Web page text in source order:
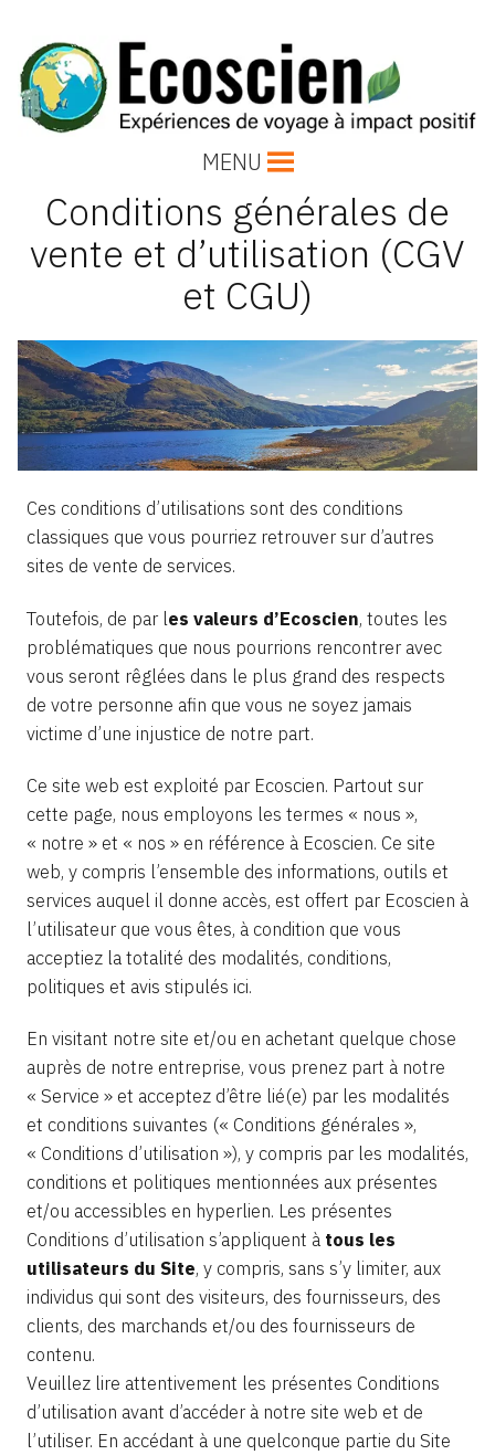
contenu
Voyages Ecoscien
Expériences de voyage responsables, éthiques et culturels
MENU
Conditions générales de
vente et d’utilisation (CGV
et CGU)
Ces conditions d’utilisations sont des conditions
classiques que vous pourriez retrouver sur d’autres
sites de vente de services.
Toutefois, de par les valeurs d’Ecoscien, toutes les
problématiques que nous pourrions rencontrer avec
vous seront rêglées dans le plus grand des respects
de votre personne afin que vous ne soyez jamais
victime d’une injustice de notre part.
Ce site web est exploité par Ecoscien. Partout sur
cette page, nous employons les termes « nous »,
« notre » et « nos » en référence à Ecoscien. Ce site
web, y compris l’ensemble des informations, outils et
services auquel il donne accès, est offert par Ecoscien à
l’utilisateur que vous êtes, à condition que vous
acceptiez la totalité des modalités, conditions,
politiques et avis stipulés ici.
En visitant notre site et/ou en achetant quelque chose
auprès de notre entreprise, vous prenez part à notre
« Service » et acceptez d’être lié(e) par les modalités
et conditions suivantes (« Conditions générales »,
« Conditions d’utilisation »), y compris par les modalités,
conditions et politiques mentionnées aux présentes
et/ou accessibles en hyperlien. Les présentes
Conditions d’utilisation s’appliquent à tous les
utilisateurs du Site, y compris, sans s’y limiter, aux
individus qui sont des visiteurs, des fournisseurs, des
clients, des marchands et/ou des fournisseurs de
contenu.
Veuillez lire attentivement les présentes Conditions
d’utilisation avant d’accéder à notre site web et de
l’utiliser. En accédant à une quelconque partie du Site